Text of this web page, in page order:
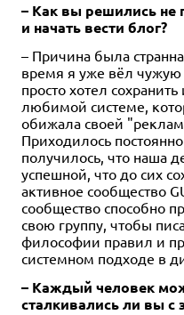
– Как вы решились не
и начать вести блог?
– Причина была
время я уже вёл чужую
просто хотел сохранить
любимой системе,
обижала своей
Приходилось
получилось, что наша
успешной, что до сих
активное сообщество
сообщество способно
свою группу, чтобы
философии правил и
системном подходе в
– Каждый человек
сталкивались ли вы с